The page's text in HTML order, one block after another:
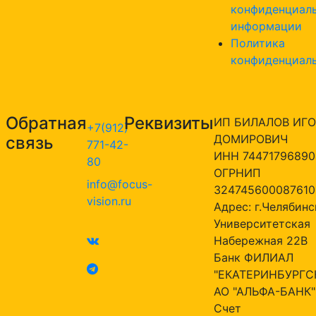
информации
Политика
Обратная
связь
+7(912)
771-42-
80
info@focus-
vision.ru
РеквизитыИП БИЛАЛОВ
ДОМИРОВИЧ
ИНН
ОГРНИП
324745600087610
Адрес:
Университетская
Набережная 22В
Банк ФИЛИАЛ
АО "АЛЬФА-БАНК"
Счет